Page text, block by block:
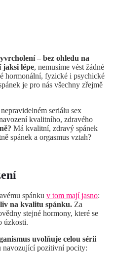
– bez ohledu na
jaksi lépe, nemusíme vést žádné
hormonální, fyzické i psychické
je pro nás všechny zřejmě
seriálu sex
kvalitního, zdravého
Má kvalitní, zdravý spánek
spánek a orgasmus vztah?
spánku v tom mají jasno:
na kvalitu spánku. Za
stejné hormony, které se
úzkosti.
uvolňuje celou sérii
navozující pozitivní pocity: